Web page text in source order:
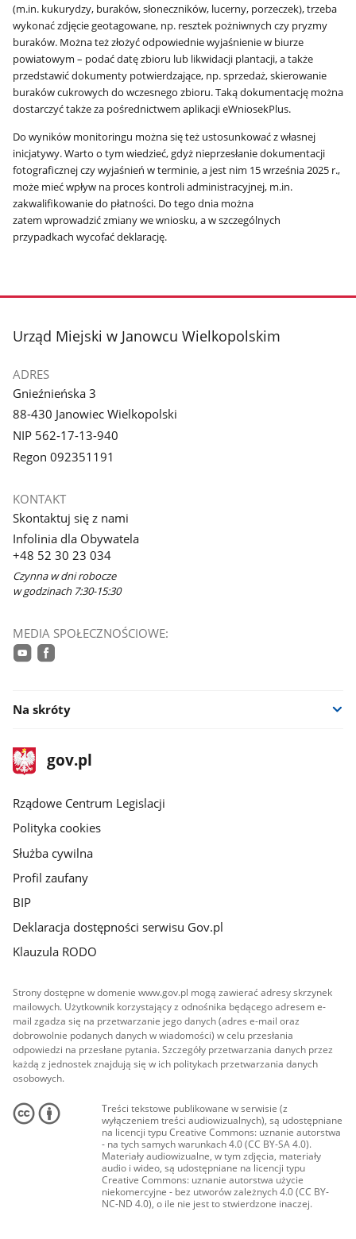
(m.in. kukurydzy, buraków, słoneczników, lucerny, porzeczek), trzeba
wykonać zdjęcie geotagowane, np. resztek pożniwnych czy pryzmy
buraków. Można też złożyć odpowiednie wyjaśnienie w biurze
powiatowym – podać datę zbioru lub likwidacji plantacji, a także
przedstawić dokumenty potwierdzające, np. sprzedaż, skierowanie
buraków cukrowych do wczesnego zbioru. Taką dokumentację można
dostarczyć także za pośrednictwem aplikacji eWniosekPlus.
Do wyników monitoringu można się też ustosunkować z własnej
inicjatywy. Warto o tym wiedzieć, gdyż nieprzesłanie dokumentacji
fotograficznej czy wyjaśnień w terminie, a jest nim 15 września 2025 r.,
może mieć wpływ na proces kontroli administracyjnej, m.in.
zakwalifikowanie do płatności. Do tego dnia można
zatem wprowadzić zmiany we wniosku, a w szczególnych
przypadkach wycofać deklarację.
stopka
Urząd Miejski w Janowcu Wielkopolskim
ADRES
Gnieźnieńska 3
88-430 Janowiec Wielkopolski
NIP 562-17-13-940
Regon 092351191
KONTAKT
Skontaktuj się z nami
Infolinia dla Obywatela
+48 52 30 23 034
Czynna w dni robocze
w godzinach 7:30-15:30
MEDIA SPOŁECZNOŚCIOWE:
Na skróty
stopka
gov.plStrona
gov.pl
Rządowe Centrum Legislacji
Polityka cookies
Służba cywilna
Profil zaufany
BIP
Deklaracja dostępności serwisu Gov.pl
Klauzula RODO
Strony dostępne w domenie www.gov.pl mogą zawierać adresy skrzynek
mailowych. Użytkownik korzystający z odnośnika będącego adresem e-
mail zgadza się na przetwarzanie jego danych (adres e-mail oraz
dobrowolnie podanych danych w wiadomości) w celu przesłania
odpowiedzi na przesłane pytania. Szczegóły przetwarzania danych przez
każdą z jednostek znajdują się w ich politykach przetwarzania danych
osobowych.
Treści tekstowe publikowane w serwisie (z
wyłączeniem treści audiowizualnych), są udostępniane
na licencji typu Creative Commons: uznanie autorstwa
- na tych samych warunkach 4.0 (CC BY-SA 4.0).
Materiały audiowizualne, w tym zdjęcia, materiały
audio i wideo, są udostępniane na licencji typu
Creative Commons: uznanie autorstwa użycie
niekomercyjne - bez utworów zależnych 4.0 (CC BY-
NC-ND 4.0), o ile nie jest to stwierdzone inaczej.